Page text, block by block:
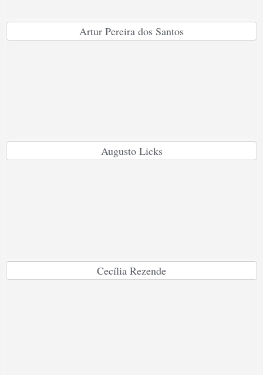
Artur Pereira dos Santos
Augusto Licks
Cecília Rezende